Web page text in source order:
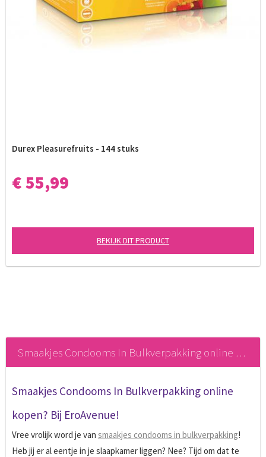
Durex Pleasurefruits - 144 stuks
€ 55,99
BEKIJK DIT PRODUCT
Smaakjes Condooms In Bulkverpakking online kopen
Smaakjes Condooms In Bulkverpakking online
kopen? Bij EroAvenue!
Vree vrolijk word je van smaakjes condooms in bulkverpakking!
Heb jij er al eentje in je slaapkamer liggen? Nee? Tijd om dat te